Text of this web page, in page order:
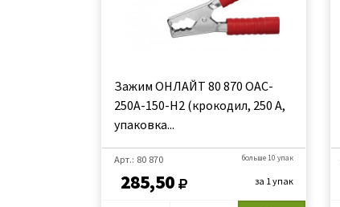
Зажим ОНЛАЙТ 80 870 OAC-
250A-150-H2 (крокодил, 250 А,
упаковка...
Арт.: 80 870
285,50
больше 10 упак
за 1 упак